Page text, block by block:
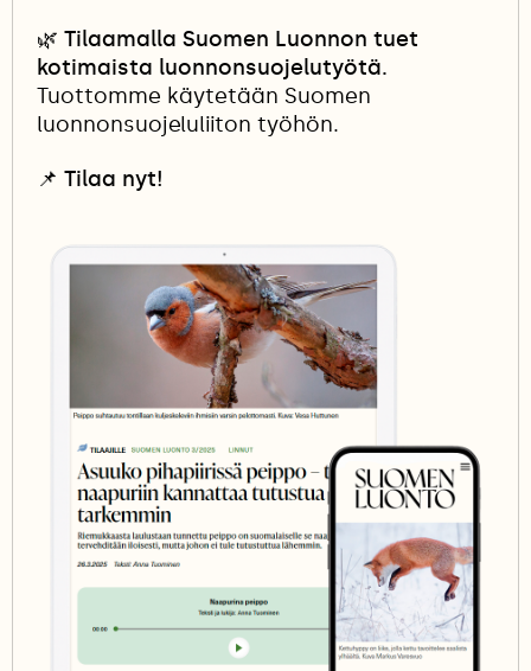
🌿 Tilaamalla Suomen Luonnon tuet
kotimaista luonnonsuojelutyötä.
Tuottomme käytetään Suomen
luonnonsuojeluliiton työhön.
📌 Tilaa nyt!